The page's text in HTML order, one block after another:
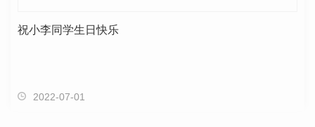
祝小李同学生日快乐
2022-07-01